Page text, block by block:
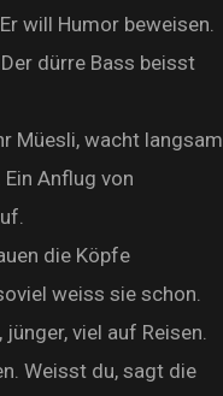
will Humor beweisen.
dürre Bass beisst
Müesli, wacht langsam
Anflug von
die Köpfe
weiss sie schon.
viel auf Reisen.
Weisst du, sagt die